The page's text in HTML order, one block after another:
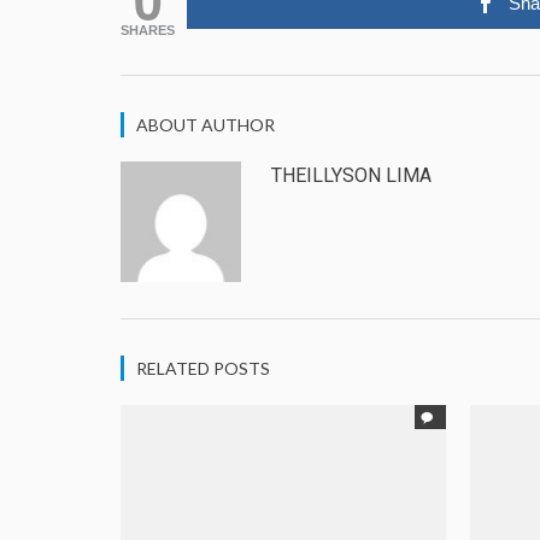
SHARES
ABOUT AUTHOR
THEILLYSON LIMA
RELATED POSTS